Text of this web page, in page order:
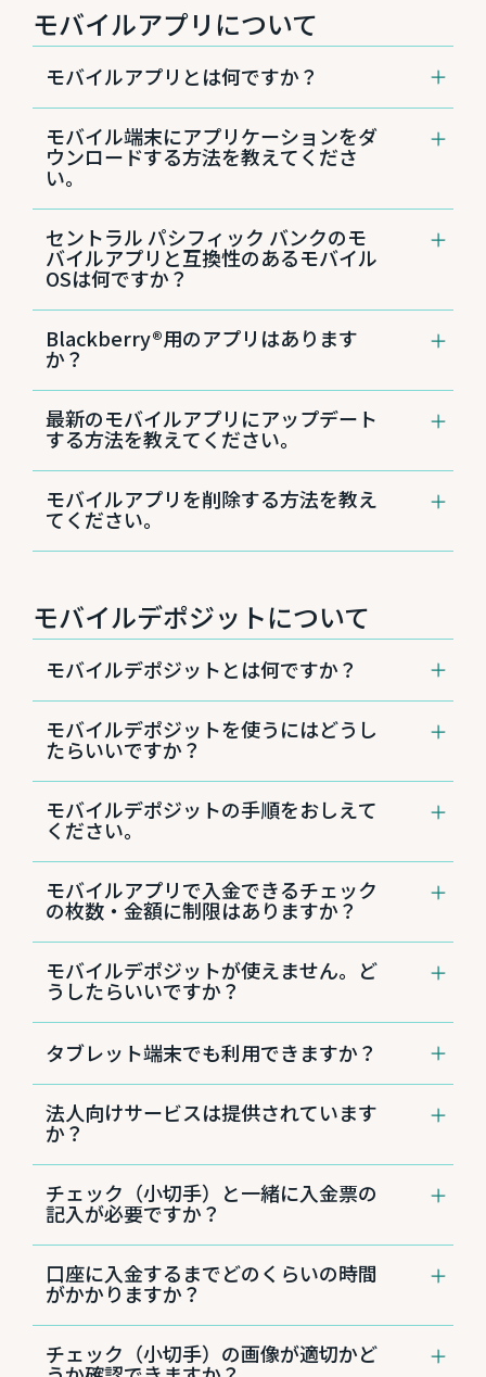
グ）」を開く
3.「Unenroll（登録解除）」を選択
ビスをご利用いただけます。詳しくは
ネットバンキングのページ をご覧ください。
モバイルアプリについて
モバイルアプリとは何ですか？
セントラル パシフィック バンクでは、スマー
トフォンやタブレットなどのモバイル端末に専
用アプリケーションをダウンロードしてデジタ
ルバンキングを利用できる「モバイルアプリ」
App Store®で、Android™用のアプリケーショ
ンはGoogle Play™storeで提供しています。各
ストアで「Central Pacific Bank」と検索し、ダ
詳しくはモバイルアプリのページ をご覧くださ
い。
モバイル端末にアプリケーションをダ
ウンロードする方法を教えてくださ
い。
Apple®デバイスの場合：App Store®でダウン
ロード
Android™デバイスの場合：Google Play™
storeでダウンロード
らもそれぞれのスマートフォンに標準装備され
ているアプリケーションです。また、パソコン
セントラル パシフィック バンクのモ
バイルアプリと互換性のあるモバイル
OSは何ですか？
iOS®はバージョン5.1.1以降、Android™デバイ
スはバージョン2.2以降に対応しています。
Blackberry®用のアプリはあります
か？
現在は対応していません。
最新のモバイルアプリにアップデート
する方法を教えてください。
App Store®もGoogle Play™storeも、アップデ
ートの利用可能時にお知らせ表示が出ます。お
客さまご自身でアップデートしていただけま
モバイルアプリを削除する方法を教え
てください。
Apple®デバイスの場合
バンクのモバイルアプリのアイコンを長押
しし、アイコンが揺れるのを待ちます。
タップします。
すると、デバイスからアプリケーションが
削除されます。
Google Play™storeアプリを開きます。
右上にあるプロフィールアイコンをタップ
します。
[アプリとデバイスの管理］→［管理］をタ
ップします。
ール］をタップします。
モバイルデポジットについて
モバイルデポジットとは何ですか？
モバイルデポジットは、チェックのデポジット
（小切手の入金）をモバイルアプリを使って行
うサービスです。店舗に出向いたり、入金票を
リでのみご利用いただけます。WEBブラウザを
使ったインターネットバンキングではご利用い
モバイルデポジットを使うにはどうし
たらいいですか？
モバイルアプリをご利用中のお客さまは、メニ
ューアイコンから「Deposit（入金）」をタッ
プすればご利用をスタートできます。
Apple®デバイスはApp Store®を利用くださ
い。
は初回登録が必要です。
ら
モバイルデポジットの手順をおしえて
ください。
CPBモバイルアプリをご利用中のお客さまは、
モバイルデポジットを24時間いつでもご利用い
ただけます。
２. スマホ画面の下にある「Deposits」をタッ
プ
モバイルアプリで入金できるチェック
の枚数・金額に制限はありますか？
ひとつの口座につき一日$10,000まで、月に
$30,000まで入金が可能です。この金額内であ
れば、チェックの枚数に制限はありません。
モバイルデポジットが使えません。ど
うしたらいいですか？
日本にお住まいのお客さまで、モバイルデポジ
ットがご利用いただけない場合は、入金先の口
クと共に日本語カスタマーサービスまで郵送し
てください。
郵送先
P.O. BOX 3590
Honolulu, HI 96811-3590
チェックを郵送していただくほか、セントラル
パシフィック バンクの店舗および一部のATM
にてチェックのデポジット（入金）が可能で
す。
タブレット端末でも利用できますか？
はい。タブレット端末にモバイルアプリをダウ
ンロードすれば、モバイルデポジットのご利用
が可能です。
法人向けサービスは提供されています
か？
はい。プランBまたはCにご登録されている法
人のお客さまは、モバイルデポジットをご利用
いただけます。
チェック（小切手）と一緒に入金票の
記入が必要ですか？
いいえ。アプリが自動的に入金票を作成します
ので、記入は不要です。
口座に入金するまでどのくらいの時間
がかかりますか？
銀行営業日のハワイ時間午後6時までにモバイ
ルデポジットの操作をすると、翌日に入金がご
チェック（小切手）の画像が適切かど